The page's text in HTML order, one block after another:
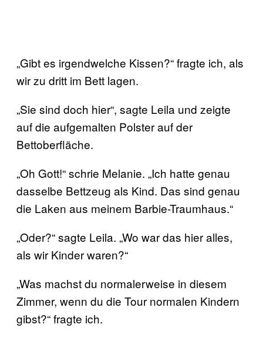
„Gibt es irgendwelche Kissen?“ fragte ich, als
wir zu dritt im Bett lagen.
„Sie sind doch hier“, sagte Leila und zeigte
auf die aufgemalten Polster auf der
Bettoberfläche.
„Oh Gott!“ schrie Melanie. „Ich hatte genau
dasselbe Bettzeug als Kind. Das sind genau
die Laken aus meinem Barbie-Traumhaus.“
„Oder?“ sagte Leila. „Wo war das hier alles,
als wir Kinder waren?“
„Was machst du normalerweise in diesem
Zimmer, wenn du die Tour normalen Kindern
gibst?“ fragte ich.